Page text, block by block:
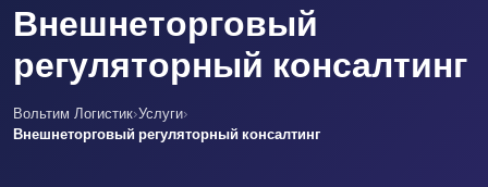
Внешнеторговый
регуляторный консалтинг
Вольтим Логистик›Услуги›
Внешнеторговый регуляторный консалтинг